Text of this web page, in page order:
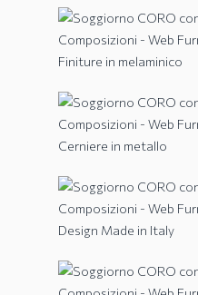
Finiture in melaminico
Cerniere in metallo
Design Made in Italy